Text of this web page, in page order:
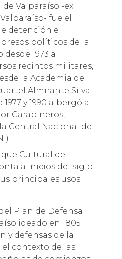
Valparaíso -ex
fue el
detención e
políticos de la
1973 a
recintos militares,
la Academia de
Almirante Silva
y 1990 albergó a
Carabineros,
Central Nacional de
Cultural de
a inicios del siglo
principales usos:
Plan de Defensa
ideado en 1805
y defensas de la
contexto de las